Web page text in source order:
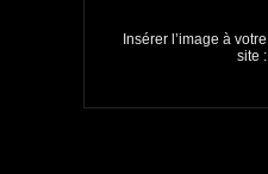
Insérer l’image à votre
site :